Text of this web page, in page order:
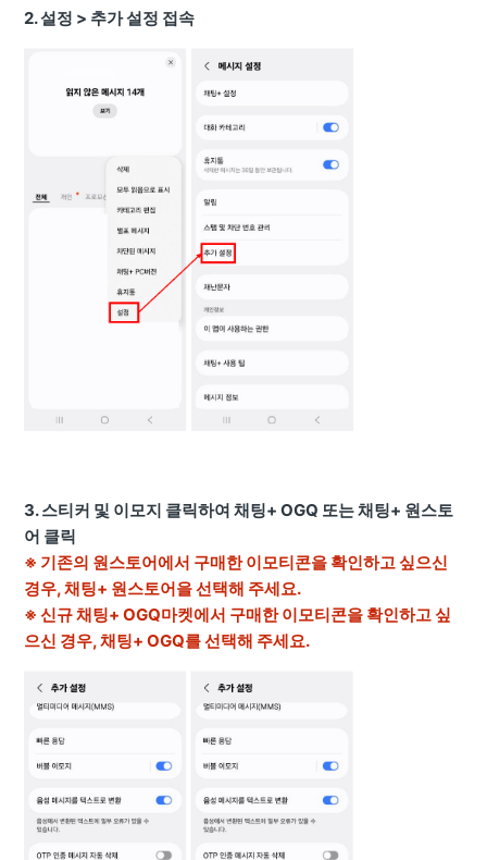
2. 설정 > 추가 설정 접속
3. 스티커 및 이모지 클릭하여 채팅+ OGQ 또는 채팅+ 원스토
어 클릭
※ 기존의 원스토어에서 구매한 이모티콘을 확인하고 싶으신
경우, 채팅+ 원스토어을 선택해 주세요.
※ 신규 채팅+ OGQ마켓에서 구매한 이모티콘을 확인하고 싶
으신 경우, 채팅+ OGQ를 선택해 주세요.